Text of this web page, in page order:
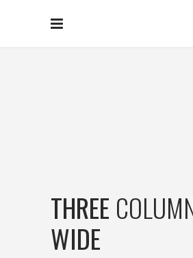
THREE
WIDE